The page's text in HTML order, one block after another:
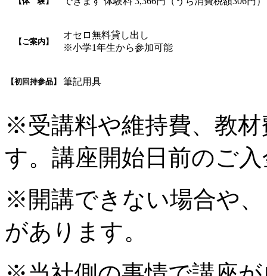
【ご案内】
オセロ無料貸し出し
※小学1年生から参加可能
【初回持参品】 筆記用具
※受講料や維持費、教
す。講座開始日前のご
※開講できない場合や
があります。